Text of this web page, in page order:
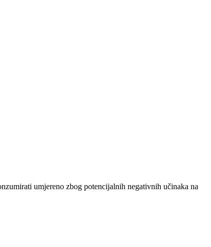
umjereno zbog potencijalnih negativnih učinaka na